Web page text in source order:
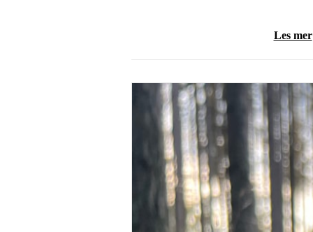
Les mer